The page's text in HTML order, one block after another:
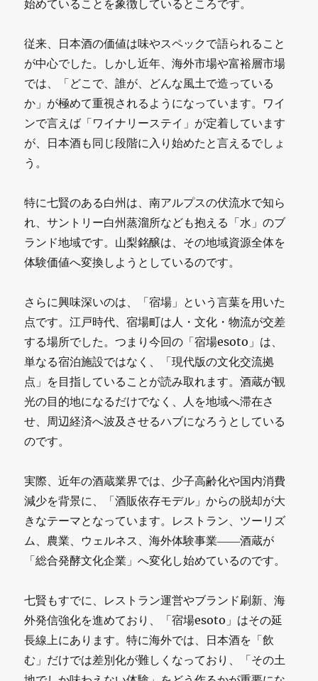
始めていることを象徴しているところです。
従来、日本酒の価値は味やスペックで語られること
が中心でした。しかし近年、海外市場や富裕層市場
では、「どこで、誰が、どんな風土で造っている
か」が極めて重視されるようになっています。ワイ
ンで言えば「ワイナリーステイ」が定着しています
が、日本酒も同じ段階に入り始めたと言えるでしょ
う。
特に七賢のある白州は、南アルプスの伏流水で知ら
れ、サントリー白州蒸溜所なども抱える「水」のブ
ランド地域です。山梨銘醸は、その地域資源全体を
体験価値へ変換しようとしているのです。
さらに興味深いのは、「宿場」という言葉を用いた
点です。江戸時代、宿場町は人・文化・物流が交差
する場所でした。つまり今回の「宿場esoto」は、
単なる宿泊施設ではなく、「現代版の文化交流拠
点」を目指していることが読み取れます。酒蔵が観
光の目的地になるだけでなく、人を地域へ滞在さ
せ、周辺経済へ波及させるハブになろうとしている
のです。
実際、近年の酒蔵業界では、少子高齢化や国内消費
減少を背景に、「酒販依存モデル」からの脱却が大
きなテーマとなっています。レストラン、ツーリズ
ム、農業、ウェルネス、海外体験事業――酒蔵が
「総合発酵文化企業」へ変化し始めているのです。
七賢もすでに、レストラン運営やブランド刷新、海
外発信強化を進めており、「宿場esoto」はその延
長線上にあります。特に海外では、日本酒を「飲
む」だけでは差別化が難しくなっており、「その土